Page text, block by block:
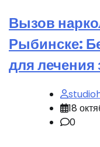
Вызов
Рыбинске:
для лечения
18
0